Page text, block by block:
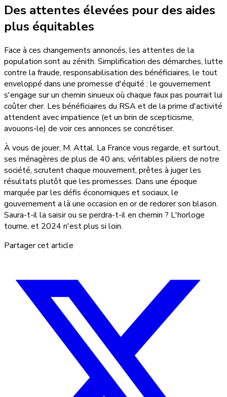
Des attentes élevées pour des aides
plus équitables
Face à ces changements annoncés, les attentes de la
population sont au zénith. Simplification des démarches, lutte
contre la fraude, responsabilisation des bénéficiaires, le tout
enveloppé dans une promesse d'équité : le gouvernement
s'engage sur un chemin sinueux où chaque faux pas pourrait lui
coûter cher. Les bénéficiaires du RSA et de la prime d'activité
attendent avec impatience (et un brin de scepticisme,
avouons-le) de voir ces annonces se concrétiser.
À vous de jouer, M. Attal. La France vous regarde, et surtout,
ses ménagères de plus de 40 ans, véritables piliers de notre
société, scrutent chaque mouvement, prêtes à juger les
résultats plutôt que les promesses. Dans une époque
marquée par les défis économiques et sociaux, le
gouvernement a là une occasion en or de redorer son blason.
Saura-t-il la saisir ou se perdra-t-il en chemin ? L'horloge
tourne, et 2024 n'est plus si loin.
Partager cet article